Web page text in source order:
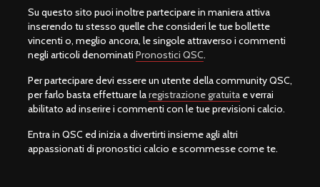
Su questo sito puoi inoltre partecipare in maniera attiva
inserendo tu stesso quelle che consideri le tue bollette
vincenti o, meglio ancora, le singole attraverso i commenti
negli articoli denominati Pronostici QSC.
Per partecipare devi essere un utente della community QSC,
per farlo basta effettuare laregistrazione gratuita e verrai
abilitato ad inserire i commenti con le tue previsioni calcio.
Entra in QSC ed inizia a divertirti insieme agli altri
appassionati di pronostici calcio e scommesse come te.